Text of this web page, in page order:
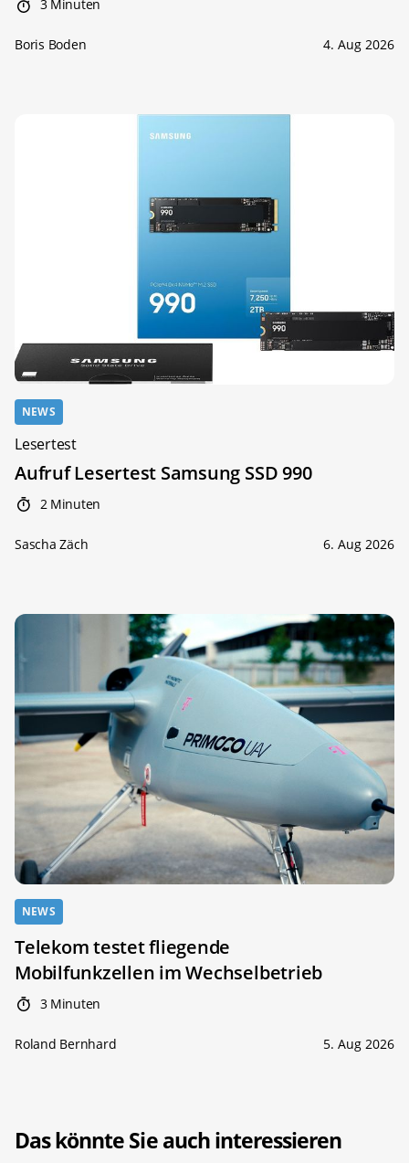
3 Minuten
Boris Boden 4. Aug 2026
NEWS
Lesertest
Aufruf Lesertest Samsung SSD 990
2 Minuten
Sascha Zäch 6. Aug 2026
NEWS
Telekom testet fliegende
Mobilfunkzellen im Wechselbetrieb
3 Minuten
Roland Bernhard 5. Aug 2026
Das könnte Sie auch interessieren